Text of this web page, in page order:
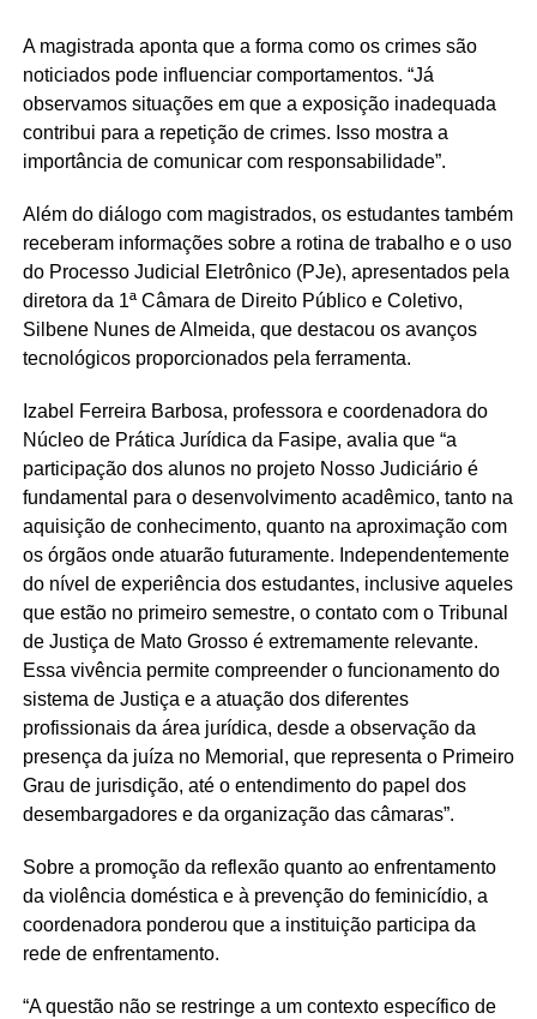
A magistrada aponta que a forma como os crimes são
noticiados pode influenciar comportamentos. “Já
observamos situações em que a exposição inadequada
contribui para a repetição de crimes. Isso mostra a
importância de comunicar com responsabilidade”.
Além do diálogo com magistrados, os estudantes também
receberam informações sobre a rotina de trabalho e o uso
do Processo Judicial Eletrônico (PJe), apresentados pela
diretora da 1ª Câmara de Direito Público e Coletivo,
Silbene Nunes de Almeida, que destacou os avanços
tecnológicos proporcionados pela ferramenta.
Izabel Ferreira Barbosa, professora e coordenadora do
Núcleo de Prática Jurídica da Fasipe, avalia que “a
participação dos alunos no projeto Nosso Judiciário é
fundamental para o desenvolvimento acadêmico, tanto na
aquisição de conhecimento, quanto na aproximação com
os órgãos onde atuarão futuramente. Independentemente
do nível de experiência dos estudantes, inclusive aqueles
que estão no primeiro semestre, o contato com o Tribunal
de Justiça de Mato Grosso é extremamente relevante.
Essa vivência permite compreender o funcionamento do
sistema de Justiça e a atuação dos diferentes
profissionais da área jurídica, desde a observação da
presença da juíza no Memorial, que representa o Primeiro
Grau de jurisdição, até o entendimento do papel dos
desembargadores e da organização das câmaras”.
Sobre a promoção da reflexão quanto ao enfrentamento
da violência doméstica e à prevenção do feminicídio, a
coordenadora ponderou que a instituição participa da
rede de enfrentamento.
“A questão não se restringe a um contexto específico de